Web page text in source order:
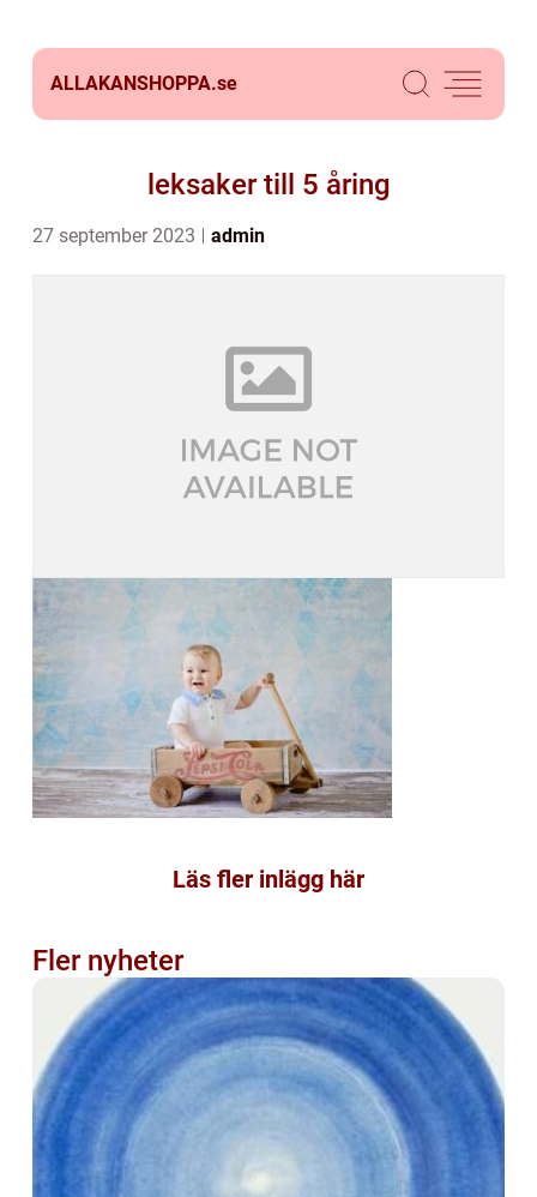
ALLAKANSHOPPA.se
leksaker till 5 åring
27 september 2023 admin
Läs fler inlägg här
Fler nyheter